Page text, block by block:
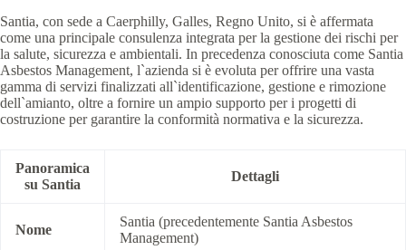
Santia, con sede a Caerphilly, Galles, Regno Unito, si è affermata
come una principale consulenza integrata per la gestione dei rischi per
la salute, sicurezza e ambientali. In precedenza conosciuta come Santia
Asbestos Management, l`azienda si è evoluta per offrire una vasta
gamma di servizi finalizzati all`identificazione, gestione e rimozione
dell`amianto, oltre a fornire un ampio supporto per i progetti di
costruzione per garantire la conformità normativa e la sicurezza.
Panoramica
su Santia
Dettagli
Nome
Santia (precedentemente Santia Asbestos
Management)